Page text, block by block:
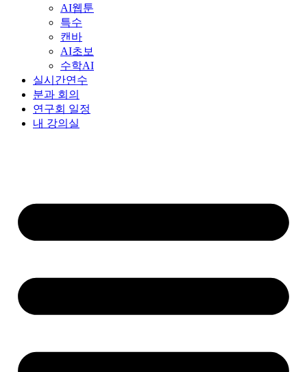
AI웹툰
특수
캔바
AI초보
수학AI
실시간연수
분과 회의
연구회 일정
내 강의실